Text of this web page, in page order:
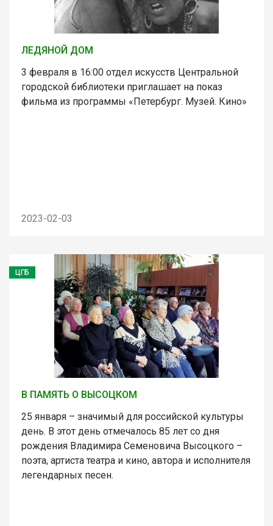
ЛЕДЯНОЙ ДОМ
3 февраля в 16:00 отдел искусств Центральной
городской библиотеки приглашает на показ
фильма из программы «Петербург. Музей. Кино»
2023-02-03
ЦГБ
В ПАМЯТЬ О ВЫСОЦКОМ
25 января – значимый для российской культуры
день. В этот день отмечалось 85 лет со дня
рождения Владимира Семеновича Высоцкого –
поэта, артиста театра и кино, автора и исполнителя
легендарных песен.